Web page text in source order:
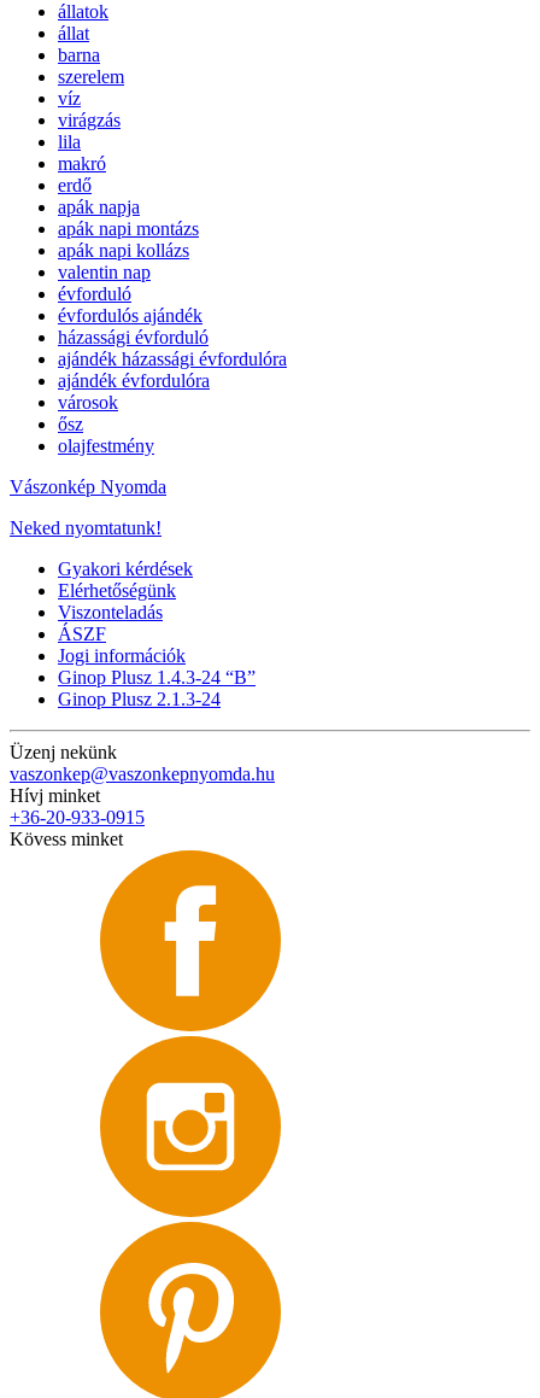
állatok
állat
barna
szerelem
víz
virágzás
lila
makró
erdő
apák napja
apák napi montázs
apák napi kollázs
valentin nap
évforduló
évfordulós ajándék
házassági évforduló
ajándék házassági évfordulóra
ajándék évfordulóra
városok
ősz
olajfestmény
Vászonkép Nyomda
Neked nyomtatunk!
Gyakori kérdések
Elérhetőségünk
Viszonteladás
ÁSZF
Jogi információk
Ginop Plusz 1.4.3-24 “B”
Ginop Plusz 2.1.3-24
Üzenj nekünk
vaszonkep@vaszonkepnyomda.hu
Hívj minket
+36-20-933-0915
Kövess minket